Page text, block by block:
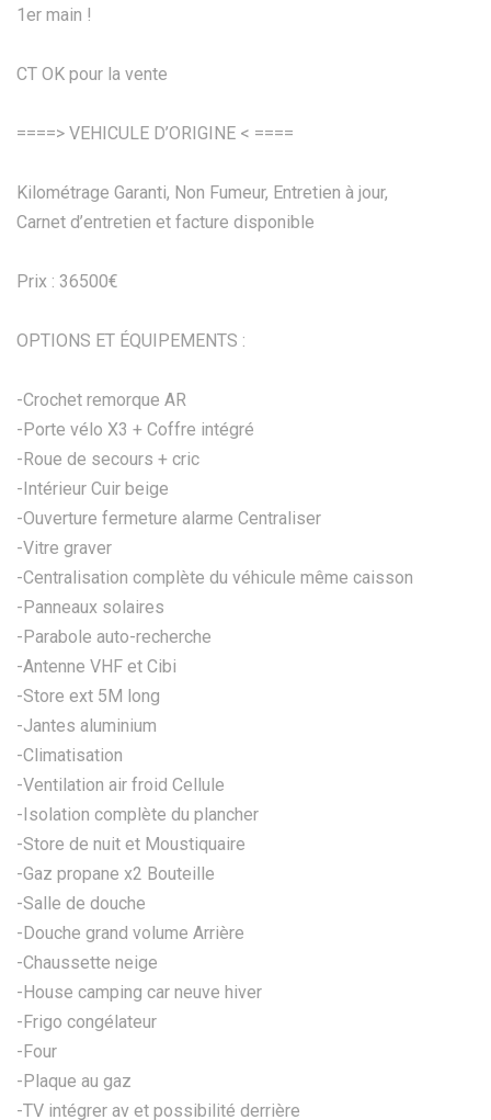
1er main !
CT OK pour la vente
====> VEHICULE D’ORIGINE < ====
Kilométrage Garanti, Non Fumeur, Entretien à jour,
Carnet d’entretien et facture disponible
Prix : 36500€
OPTIONS ET ÉQUIPEMENTS :
-Crochet remorque AR
-Porte vélo X3 + Coffre intégré
-Roue de secours + cric
-Intérieur Cuir beige
-Ouverture fermeture alarme Centraliser
-Vitre graver
-Centralisation complète du véhicule même caisson
-Panneaux solaires
-Parabole auto-recherche
-Antenne VHF et Cibi
-Store ext 5M long
-Jantes aluminium
-Climatisation
-Ventilation air froid Cellule
-Isolation complète du plancher
-Store de nuit et Moustiquaire
-Gaz propane x2 Bouteille
-Salle de douche
-Douche grand volume Arrière
-Chaussette neige
-House camping car neuve hiver
-Frigo congélateur
-Four
-Plaque au gaz
-TV intégrer av et possibilité derrière